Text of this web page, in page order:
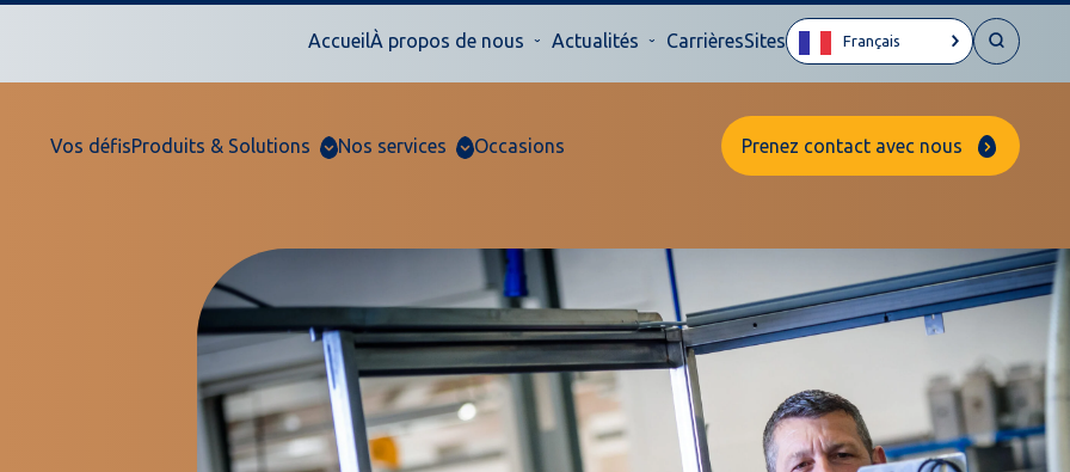
AccueilÀ propos de nous Actualités CarrièresSites Français
Vos défisProduits & Solutions Nos services Occasions Prenez contact avec nous